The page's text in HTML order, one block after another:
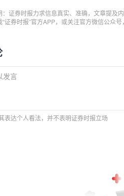
：证券时报力求信息真实、准确，文章提及
“证券时报”官方APP，或关注官方微信公众
发言
表达个人看法，并不表明证券时报立场